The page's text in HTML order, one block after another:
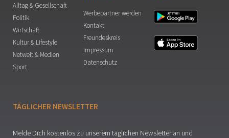
Alltag & Gesellschaft
Politik
Wirtschaft
Kultur & Lifestyle
Netwelt & Medien
Sport
Werbepartner werden
Kontakt
Freundeskreis
Impressum
Datenschutz
TÄGLICHER NEWSLETTER
Melde Dich kostenlos zu unserem täglichen Newsletter an und